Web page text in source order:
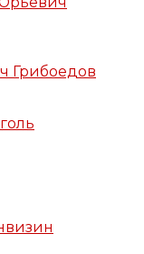
Грибоедов